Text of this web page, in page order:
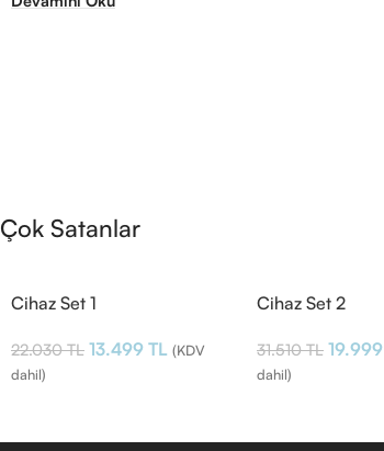
Çok Satanlar
Cihaz Set 1
22.030TL 13.499 TL (KDV
dahil)
Cihaz Set 2
31.510TL 19.999
dahil)